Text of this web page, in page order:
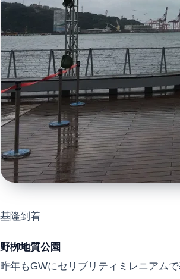
基隆到着
野栁地質公園
昨年もGWにセリブリティミレニアム